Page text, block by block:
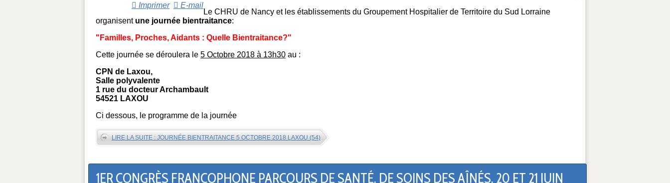
Imprimer
E-mail
Le CHRU de Nancy et les établissements du Groupement Hospitalier de Territoire du Sud Lorraine
organisent une journée bientraitance:
"Familles, Proches, Aidants : Quelle Bientraitance?"
Cette journée se déroulera le 5 Octobre 2018 à 13h30 au :
CPN de Laxou,
Salle polyvalente
1 rue du docteur Archambault
54521 LAXOU
Ci dessous, le programme de la journée
LIRE LA SUITE : JOURNÉE BIENTRAITANCE 5 OCTOBRE 2018 LAXOU (54)
1ER CONGRÈS FRANCOPHONE PARCOURS DE SANTÉ, DE SOINS DES AÎNÉS, 20 ET 21 JUIN